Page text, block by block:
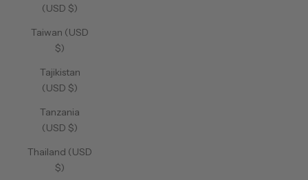
(USD $)
Taiwan (USD
$)
Tajikistan
(USD $)
Tanzania
(USD $)
Thailand (USD
$)